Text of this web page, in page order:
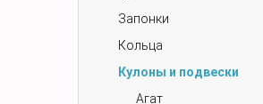
Запонки
Кольца
Кулоны и подвески
Агат